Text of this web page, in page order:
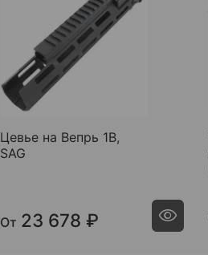
Цевье на Вепрь 1В,
SAG
От 23 678 ₽